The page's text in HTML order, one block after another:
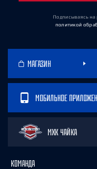
Подписываясь на
политикой
МАГАЗИН
МОБИЛЬНОЕ
МХК ЧАЙКА
КОМАНДА